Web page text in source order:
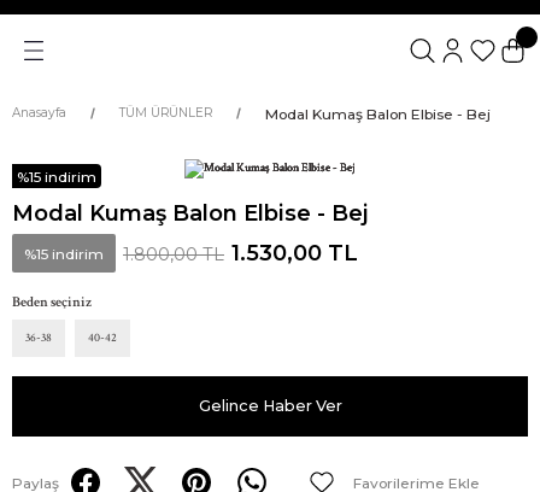
Anasayfa TÜM ÜRÜNLER Modal Kumaş Balon Elbise - Bej
%15 indirim
Modal Kumaş Balon Elbise - Bej
%15 indirim 1.800,00 TL 1.530,00 TL
Beden seçiniz
36-38 40-42
Gelince Haber Ver
Paylaş